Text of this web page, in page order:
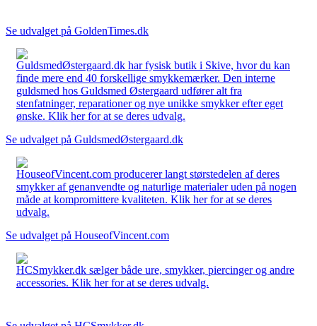
Se udvalget på GoldenTimes.dk
GuldsmedØstergaard.dk har fysisk butik i Skive, hvor du kan
finde mere end 40 forskellige smykkemærker. Den interne
guldsmed hos Guldsmed Østergaard udfører alt fra
stenfatninger, reparationer og nye unikke smykker efter eget
ønske. Klik her for at se deres udvalg.
Se udvalget på GuldsmedØstergaard.dk
HouseofVincent.com producerer langt størstedelen af deres
smykker af genanvendte og naturlige materialer uden på nogen
måde at kompromittere kvaliteten. Klik her for at se deres
udvalg.
Se udvalget på HouseofVincent.com
HCSmykker.dk sælger både ure, smykker, piercinger og andre
accessories. Klik her for at se deres udvalg.